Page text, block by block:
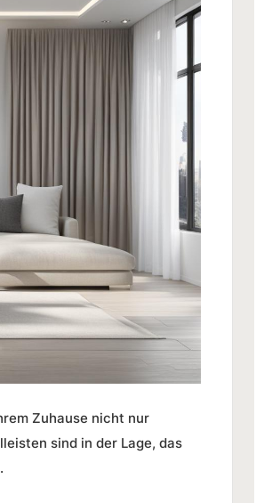
Zuhause nicht nur
sind in der Lage, das